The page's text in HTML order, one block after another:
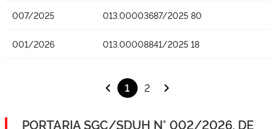
007/2025 013.00003687/2025 80
001/2026 013.00008841/2025 18
1 2
PORTARIA SGC/SDUH N° 002/2026, DE